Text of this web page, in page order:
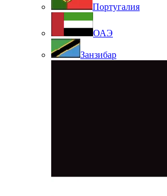
Португалия
ОАЭ
Занзибар